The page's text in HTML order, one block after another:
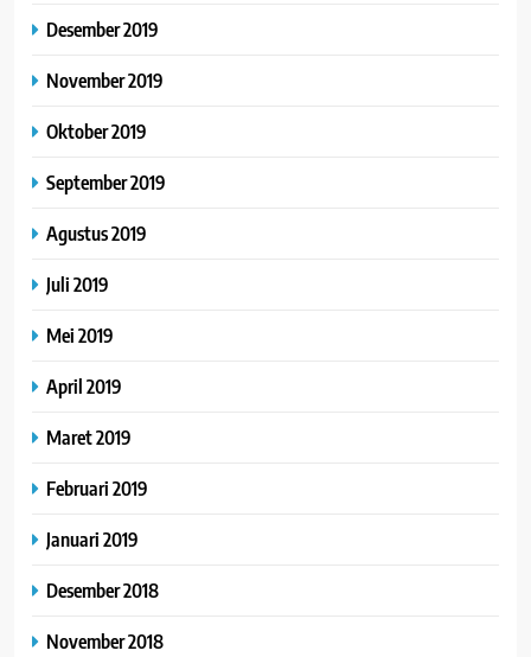
Desember 2019
November 2019
Oktober 2019
September 2019
Agustus 2019
Juli 2019
Mei 2019
April 2019
Maret 2019
Februari 2019
Januari 2019
Desember 2018
November 2018